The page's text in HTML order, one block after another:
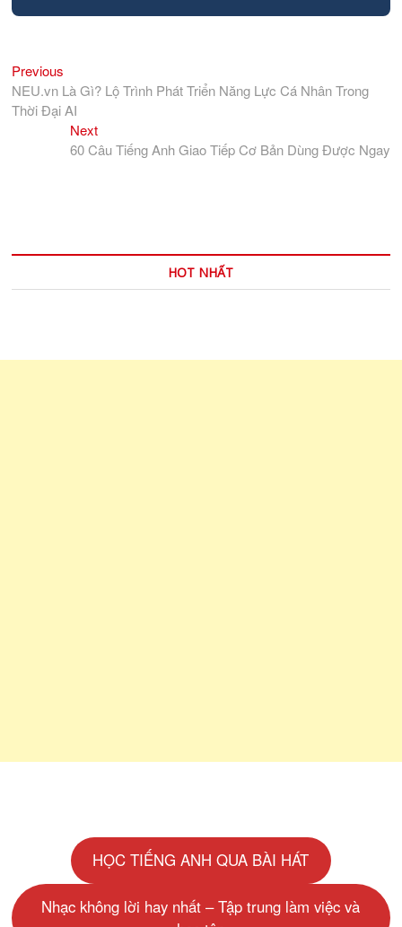
Điều
hướng
bài
Previous
post:
NEU.vn Là Gì? Lộ Trình Phát Triển Năng Lực Cá Nhân Trong
Thời Đại AI
NextNext
post:
60 Câu Tiếng Anh Giao Tiếp Cơ Bản Dùng Được Ngay
HOT NHẤT
HỌC TIẾNG ANH QUA BÀI HÁT
Nhạc không lời hay nhất – Tập trung làm việc và